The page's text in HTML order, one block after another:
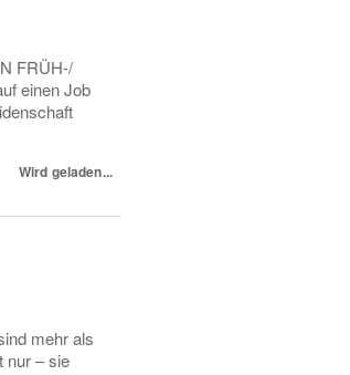
FRÜH-/
einen Job
Wird geladen...
mehr als
nur – sie